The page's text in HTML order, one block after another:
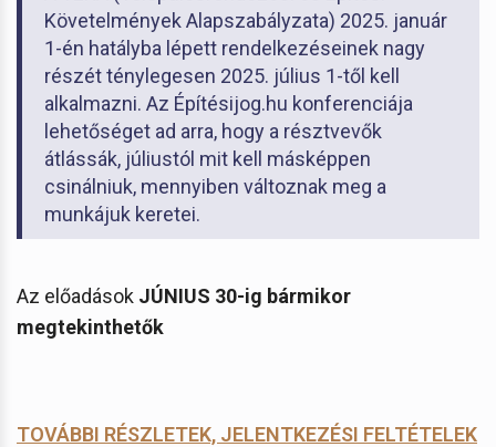
Követelmények Alapszabályzata) 2025. január
1-én hatályba lépett rendelkezéseinek nagy
részét ténylegesen 2025. július 1-től kell
alkalmazni. Az Építésijog.hu konferenciája
lehetőséget ad arra, hogy a résztvevők
átlássák, júliustól mit kell másképpen
csinálniuk, mennyiben változnak meg a
munkájuk keretei.
Az előadások JÚNIUS 30-ig bármikor
megtekinthetők
TOVÁBBI RÉSZLETEK, JELENTKEZÉSI FELTÉTELEK